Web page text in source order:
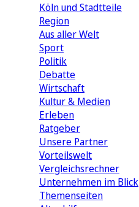
Köln und Stadtteile
Region
Aus aller Welt
Sport
Politik
Debatte
Wirtschaft
Kultur & Medien
Erleben
Ratgeber
Unsere Partner
Vorteilswelt
Vergleichsrechner
Unternehmen im Blick
Themenseiten